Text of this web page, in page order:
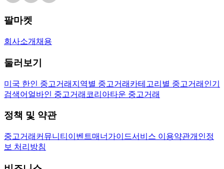
팔마켓
회사소개 채용
둘러보기
미국 한인 중고거래 지역별 중고거래 카테고리별 중고거래 인기
검색어 얼바인 중고거래 코리아타운 중고거래
정책 및 약관
중고거래 커뮤니티 이벤트매너가이드서비스 이용약관개인정
보 처리방침